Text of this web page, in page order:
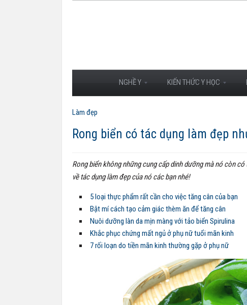
NGHỀ Y KIẾN THỨC Y HỌC
Làm đẹp
Rong biển có tác dụng làm đẹp
Rong biển không những cung cấp dinh dưỡng mà nó còn
về tác dụng làm đẹp của nó các bạn nhé!
5 loại thực phẩm rất cần cho việc tăng cân của bạn
Bật mí cách tạo cảm giác thèm ăn để tăng cân
Nuôi dưỡng làn da mịn màng với tảo biển Spirulina
Khắc phục chứng mất ngủ ở phụ nữ tuổi mãn kinh
7 rối loạn do tiền mãn kinh thường gặp ở phụ nữ